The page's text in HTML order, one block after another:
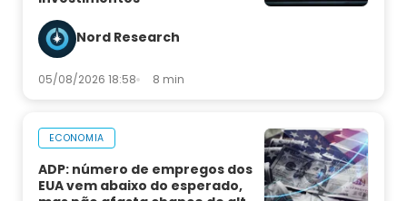
Nord Research
05/08/2026 18:58 8 min
ECONOMIA
ADP: número de empregos dos
EUA vem abaixo do esperado,